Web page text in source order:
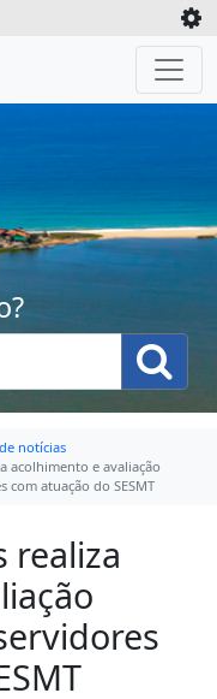
notícias
acolhimento e avaliação
com atuação do SESMT
realiza